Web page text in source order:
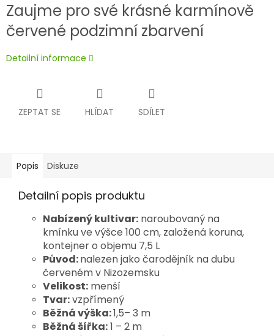
Zaujme pro své krásné karmínově
červené podzimní zbarvení
Detailní informace
ZEPTAT SE HLÍDAT SDÍLET
Popis Diskuze
Detailní popis produktu
Nabízený kultivar: naroubovaný na
kmínku ve výšce 100 cm, založená koruna,
kontejner o objemu 7,5 L
Původ:nalezen jako čarodějník na dubu
červeném v Nizozemsku
Velikost: menší
Tvar:vzpřímený
Běžná výška:1,5– 3 m
Běžná šířka:1 – 2 m